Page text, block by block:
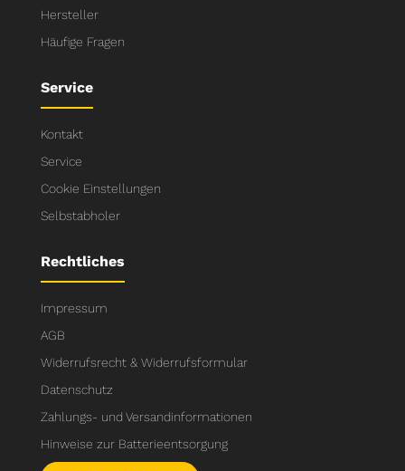
Hersteller
Häufige Fragen
Service
Kontakt
Service
Cookie Einstellungen
Selbstabholer
Rechtliches
Impressum
AGB
Widerrufsrecht & Widerrufsformular
Datenschutz
Zahlungs- und Versandinformationen
Hinweise zur Batterieentsorgung